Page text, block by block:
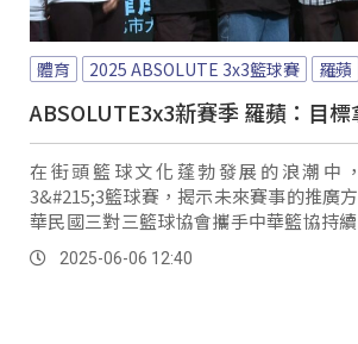
體育 2025 ABSOLUTE 3x3籃球賽 羅蘋
ABSOLUTE3x3新賽季 羅蘋：目標
在街頭籃球文化蓬勃發展的浪潮中，
3&#215;3籃球賽，揭示未來賽事的推廣
華民國三對三籃球協會攜手中華籃協持續
進校園帶領學生，讓三對三籃球邁向更寬
2025-06-06 12:40